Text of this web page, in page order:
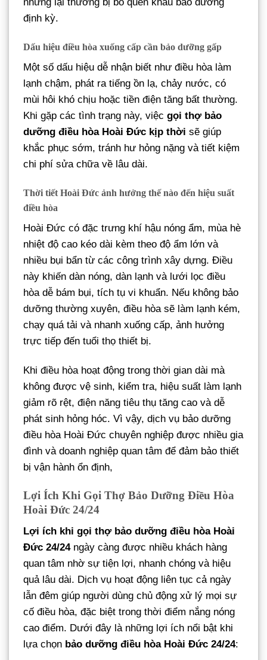
định kỳ.
Dấu hiệu điều hòa xuống cấp cần bảo dưỡng gấp
Một số dấu hiệu dễ nhận biết như điều hòa làm
lạnh chậm, phát ra tiếng ồn lạ, chảy nước, có
mùi hôi khó chịu hoặc tiền điện tăng bất thường.
Khi gặp các tình trạng này, việc gọi thợ bảo
dưỡng điều hòa Hoài Đức kịp thời sẽ giúp
khắc phục sớm, tránh hư hỏng nặng và tiết kiệm
chi phí sửa chữa về lâu dài.
Thời tiết Hoài Đức ảnh hưởng thế nào đến hiệu suất
điều hòa
Hoài Đức có đặc trưng khí hậu nóng ẩm, mùa hè
nhiệt độ cao kéo dài kèm theo độ ẩm lớn và
nhiều bụi bẩn từ các công trình xây dựng. Điều
này khiến dàn nóng, dàn lạnh và lưới lọc điều
hòa dễ bám bụi, tích tụ vi khuẩn. Nếu không bảo
dưỡng thường xuyên, điều hòa sẽ làm lạnh kém,
chạy quá tải và nhanh xuống cấp, ảnh hưởng
trực tiếp đến tuổi thọ thiết bị.
Khi điều hòa hoạt động trong thời gian dài mà
không được vệ sinh, kiểm tra, hiệu suất làm lạnh
giảm rõ rệt, điện năng tiêu thụ tăng cao và dễ
phát sinh hỏng hóc. Vì vậy, dịch vụ bảo dưỡng
điều hòa Hoài Đức chuyên nghiệp được nhiều gia
đình và doanh nghiệp quan tâm để đảm bảo thiết
bị vận hành ổn định,
Lợi Ích Khi Gọi Thợ Bảo Dưỡng Điều Hòa
Hoài Đức 24/24
Lợi ích khi gọi thợ bảo dưỡng điều hòa Hoài
Đức 24/24ngày càng được nhiều khách hàng
quan tâm nhờ sự tiện lợi, nhanh chóng và hiệu
quả lâu dài. Dịch vụ hoạt động liên tục cả ngày
lẫn đêm giúp người dùng chủ động xử lý mọi sự
cố điều hòa, đặc biệt trong thời điểm nắng nóng
cao điểm. Dưới đây là những lợi ích nổi bật khi
lựa chọn bảo dưỡng điều hòa Hoài Đức 24/24: